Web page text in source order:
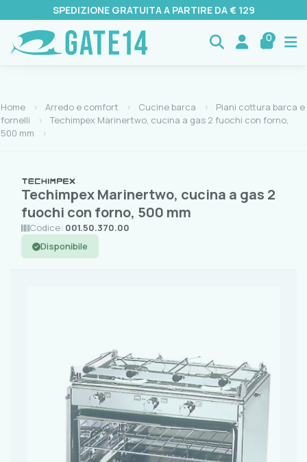
SPEDIZIONE GRATUITA A PARTIRE DA € 129
0
Home Arredo e comfort Cucine barca
Piani cottura barca e
fornelli
Techimpex Marinertwo, cucina a gas 2 fuochi con forno,
500 mm
Techimpex Marinertwo, cucina a gas 2
fuochi con forno, 500 mm
Codice: 001.50.370.00
Disponibile